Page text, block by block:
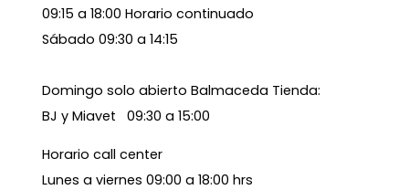
09:15 a 18:00 Horario continuado
Sábado 09:30 a 14:15
Domingo solo abierto Balmaceda Tienda:
BJ y Miavet 09:30 a 15:00
Horario call center
Lunes a viernes 09:00 a 18:00 hrs